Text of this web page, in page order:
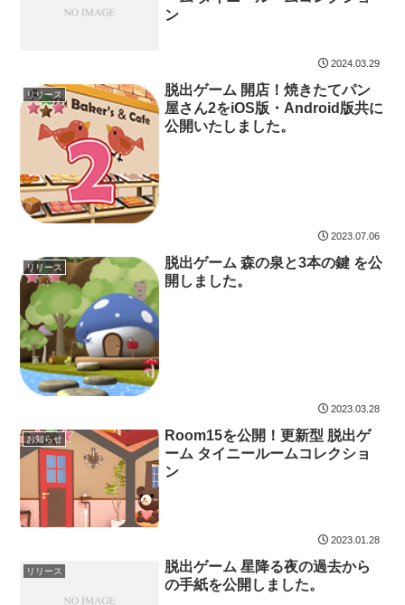
ン
2024.03.29
リリース
脱出ゲーム 開店！焼きたてパン
屋さん2をiOS版・Android版共に
公開いたしました。
2023.07.06
リリース
脱出ゲーム 森の泉と3本の鍵 を公
開しました。
2023.03.28
お知らせ
Room15を公開！更新型 脱出ゲ
ーム タイニールームコレクショ
ン
2023.01.28
リリース
脱出ゲーム 星降る夜の過去から
の手紙を公開しました。